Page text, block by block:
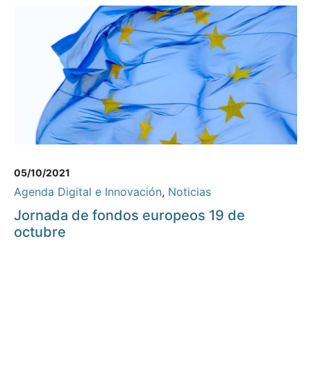
05/10/2021
Agenda Digital e Innovación, Noticias
Jornada de fondos europeos 19 de
octubre